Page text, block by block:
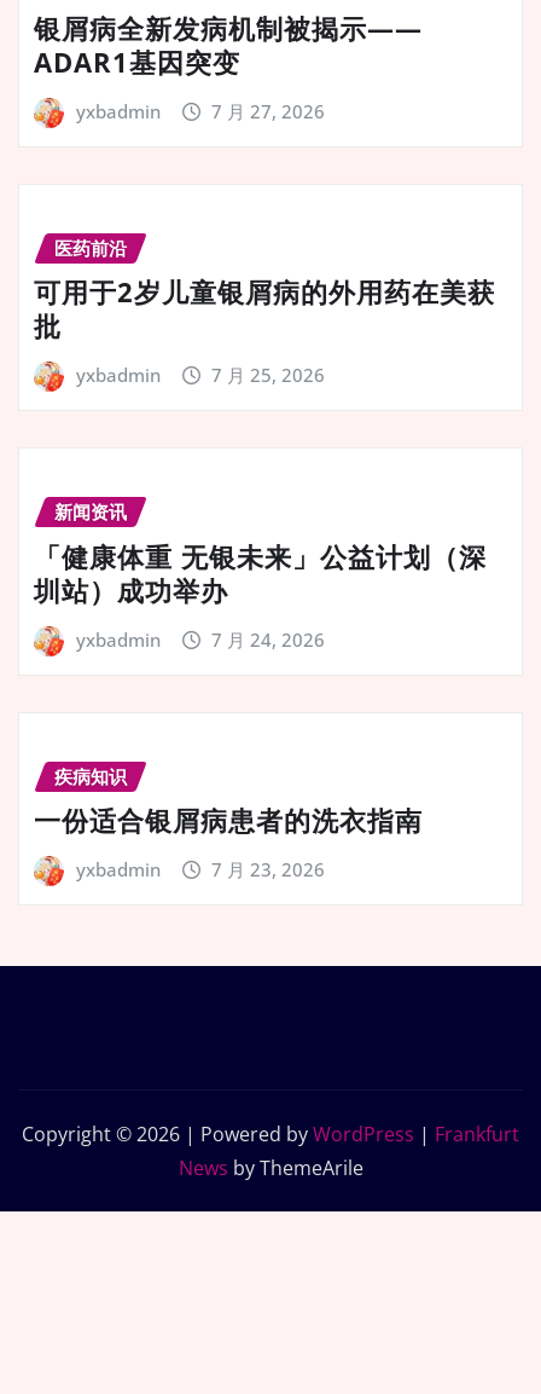
银屑病全新发病机制被揭示——
ADAR1基因突变
yxbadmin 7 月 27, 2026
医药前沿
可用于2岁儿童银屑病的外用药在美获
批
yxbadmin 7 月 25, 2026
新闻资讯
「健康体重 无银未来」公益计划（深
圳站）成功举办
yxbadmin 7 月 24, 2026
疾病知识
一份适合银屑病患者的洗衣指南
yxbadmin 7 月 23, 2026
Copyright © 2026 | Powered byWordPress | Frankfurt
News by ThemeArile